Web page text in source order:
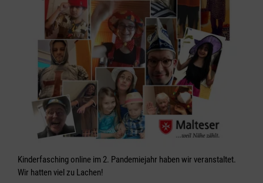
Kinderfasching online im 2. Pandemiejahr haben wir veranstaltet.
Wir hatten viel zu Lachen!